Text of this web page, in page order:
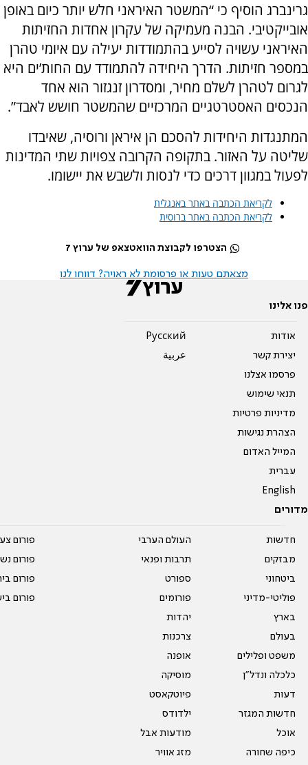
גרינברג הוסיף כי “המשטר האיראני חלש יותר כיום באופן
אובייקטיבי. הבנה מעמיקה של עקרון אחדות החזיתות
האיראני עשויה לסייע בהתמודדות יעילה עם איומי טהרן
במספר חזיתות. הדרך היחידה להתמודד עם החות’ים היא
לגרום לטהרן לשלם מחיר, ומסדרון זנגזור הוא אחד
הנכסים האסטרטגיים המרכזיים שהמשטר חושש לאבד”.
המתנגדות היחידות להסכם הן איראן ורוסיה, שאיבדו
שליטה על האזור. בתקופה הקרובה צפויות שתי המדינות
לפעול במגוון דרכים כדי לנסות ולשבש את יישומו.
לקריאת הכתבה באתר באנגלית
לקריאת הכתבה באתר ברוסית
הצטרפו לקבוצת הוואטצאפ של ערוץ 7
מצאתם טעות או פרסומת לא ראויה? דווחו לנו
פנו אלינו
אודות
יצירת קשר
פרסמו אצלנו
תנאי שימוש
מדיניות פרטיות
הצהרת נגישות
המייל האדום
עברית
English
Pусский
عربية
מדורים
חדשות
מבזקים
ביטחוני
פוליטי-מדיני
בארץ
בעולם
משפט ופלילים
כלכלה ונדל"ן
דעות
חדשות המגזר
אוכל
כיפה שחורה
העולם הערבי
תרבות ופנאי
ספורט
פורומים
יהדות
צרכנות
אופנה
מוסיקה
פיוטקאסט
ילדודס
מודעות אבל
מזג אוויר
פורום
פורום
פורום
פורום